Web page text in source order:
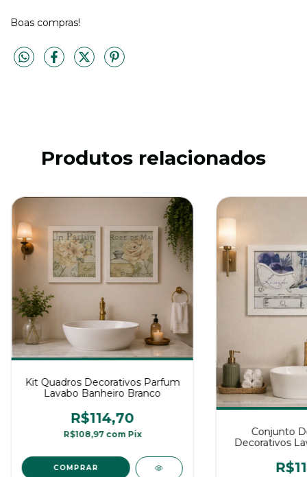
Boas compras!
Produtos relacionados
Kit Quadros Decorativos Parfum
Lavabo Banheiro Branco
R$114,70
R$108,97 com Pix
Conjunto
Decorativos